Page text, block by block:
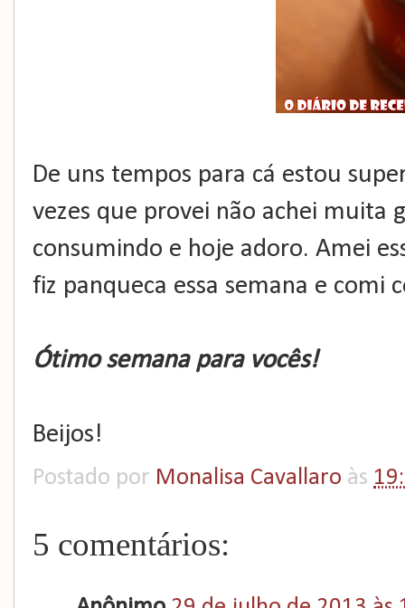
De uns tempos para cá estou
vezes que provei não achei muita
consumindo e hoje adoro. Amei
fiz panqueca essa semana e comi
Ótimo semana para vocês!
Beijos!
Postado por Monalisa Cavallaro às
5 comentários: